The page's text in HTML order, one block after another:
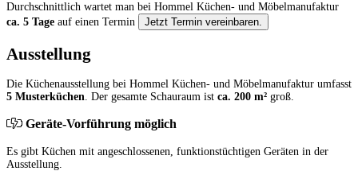
Durchschnittlich wartet man bei Hommel Küchen- und Möbelmanufaktur
ca. 5 Tage auf einen Termin Jetzt Termin vereinbaren.
Ausstellung
Die Küchenausstellung bei Hommel Küchen- und Möbelmanufaktur umfasst
5 Musterküchen. Der gesamte Schauraum ist ca. 200 m² groß.
Geräte-Vorführung möglich
Es gibt Küchen mit angeschlossenen, funktionstüchtigen Geräten in der
Ausstellung.